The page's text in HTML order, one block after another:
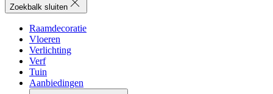
Zoekbalk sluiten
Raamdecoratie
Vloeren
Verlichting
Verf
Tuin
Aanbiedingen